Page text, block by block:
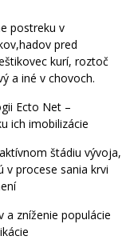
postreku v
pred
kurí, roztoč
a iné v chovoch.
Ecto Net –
ich imobilizácie
štádiu vývoja,
procese sania krvi
a zníženie populácie